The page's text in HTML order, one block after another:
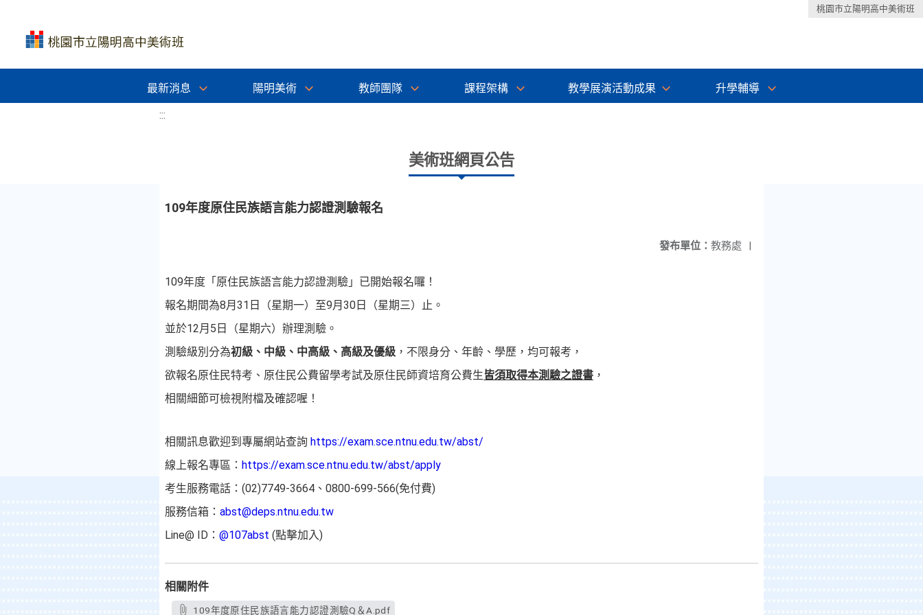
桃園市立陽明高中美術班
最新消息 陽明美術 教師團隊 課程架構 教學展演活動成果 升學輔導
:::
美術班網頁公告
109年度原住民族語言能力認證測驗報名
發布單位： 教務處 |
109年度「原住民族語言能力認證測驗」已開始報名囉！
報名期間為8月31日（星期一）至9月30日（星期三）止。
並於12月5日（星期六）辦理測驗。
測驗級別分為初級、中級、中高級、高級及優級 ，不限身分、年齡、 學歷，均可報考，
欲報名原住民特考、原住民公費留學考試及原住民師資培育公費生皆須取得本測驗之證書 ，
相關細節可檢視附檔及確認喔！
相關訊息歡迎到專屬網站查詢 https://exam.sce.ntnu.edu.tw/abst/
線上報名專區： https://exam.sce.ntnu.edu.tw/abst/apply
考生服務電話：(02)7749-3664、0800-699-566(免付費)
服務信箱： abst@deps.ntnu.edu.tw
Line@ ID： @107abst (點擊加入)
相關附件
109年度原住民族語言能力認證測驗Q＆A.pdf